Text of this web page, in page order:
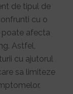
de tipul de
cu o
poate afecta
Astfel,
cu ajutorul
sa limiteze